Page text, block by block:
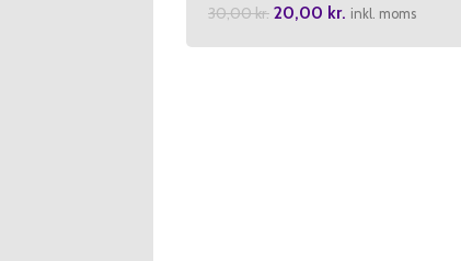
30,00kr. 20,00 kr. inkl. moms